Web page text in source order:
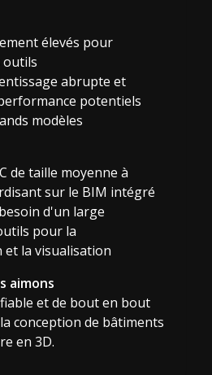
élevés pour
outils
abrupte et
potentiels
modèles
de taille moyenne à
sur le BIM intégré
d'un large
pour la
la visualisation
aimons
et de bout en bout
conception de bâtiments
en 3D.